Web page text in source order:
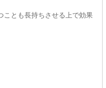
ことも長持ちさせる上で効果